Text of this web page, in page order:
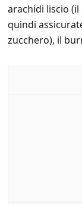
arachidi liscio
quindi
zucchero), il